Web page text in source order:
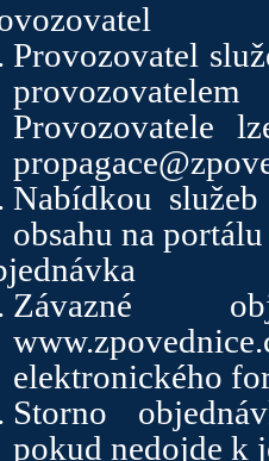
Provozovatel
Provozovatele
Nabídkou
obsahu na
Závazné
elektronického
Storno
pokud nedojde k